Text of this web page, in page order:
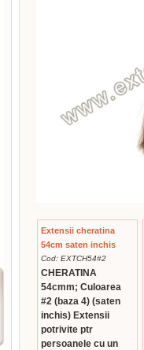
Extensii cheratina
54cm saten inchis
Cod: EXTCH54#2
CHERATINA
54cmm; Culoarea
#2 (baza 4) (saten
inchis) Extensii
potrivite ptr
persoanele cu un